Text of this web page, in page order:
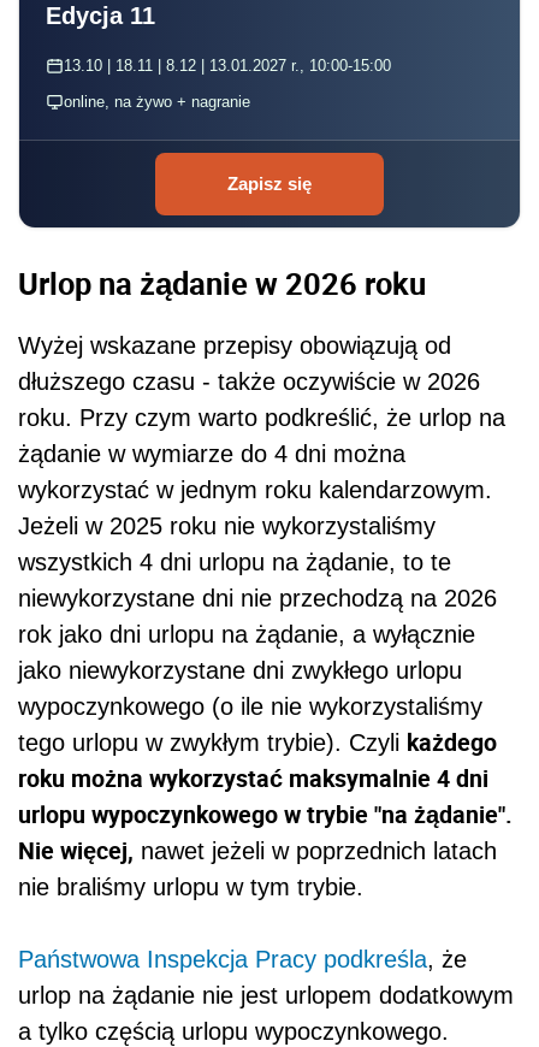
Edycja 11
13.10 | 18.11 | 8.12 | 13.01.2027 r., 10:00-15:00
online, na żywo + nagranie
Zapisz się
Urlop na żądanie w 2026 roku
Wyżej wskazane przepisy obowiązują od
dłuższego czasu - także oczywiście w 2026
roku. Przy czym warto podkreślić, że urlop na
żądanie w wymiarze do 4 dni można
wykorzystać w jednym roku kalendarzowym.
Jeżeli w 2025 roku nie wykorzystaliśmy
wszystkich 4 dni urlopu na żądanie, to te
niewykorzystane dni nie przechodzą na 2026
rok jako dni urlopu na żądanie, a wyłącznie
jako niewykorzystane dni zwykłego urlopu
wypoczynkowego (o ile nie wykorzystaliśmy
tego urlopu w zwykłym trybie). Czyli każdego
roku można wykorzystać maksymalnie 4 dni
urlopu wypoczynkowego w trybie "na żądanie".
Nie więcej, nawet jeżeli w poprzednich latach
nie braliśmy urlopu w tym trybie.
Państwowa Inspekcja Pracy podkreśla, że
urlop na żądanie nie jest urlopem dodatkowym
a tylko częścią urlopu wypoczynkowego.